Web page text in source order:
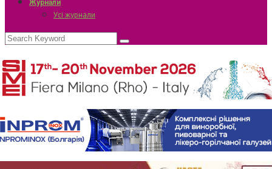
Журнали
Усі журнали